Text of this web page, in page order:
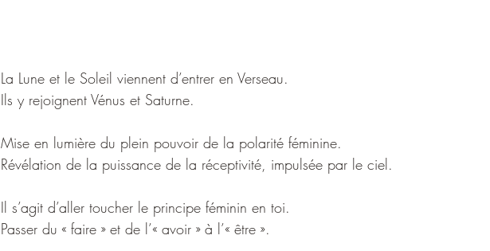
La Lune et le Soleil viennent d’entrer en Verseau.
Ils y rejoignent Vénus et Saturne.
Mise en lumière du plein pouvoir de la polarité féminine.
Révélation de la puissance de la réceptivité, impulsée par le ciel.
Il s’agit d’aller toucher le principe féminin en toi.
Passer du « faire » et de l’« avoir » à l’« être ».